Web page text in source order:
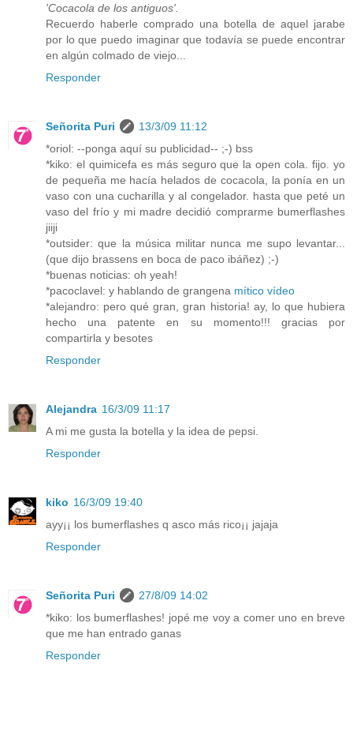
'Cocacola de los antiguos'.
Recuerdo haberle comprado una botella de aquel jarabe
por lo que puedo imaginar que todavía se puede encontrar
en algún colmado de viejo...
Responder
Señorita Puri
13/3/09 11:12
*oriol: --ponga aquí su publicidad-- ;-) bss
*kiko: el quimicefa es más seguro que la open cola. fijo. yo
de pequeña me hacía helados de cocacola, la ponía en un
vaso con una cucharilla y al congelador. hasta que peté un
vaso del frío y mi madre decidió comprarme bumerflashes
jiiji
*outsider: que la música militar nunca me supo levantar...
(que dijo brassens en boca de paco ibáñez) ;-)
*buenas noticias: oh yeah!
*pacoclavel: y hablando de grangena mítico vídeo
*alejandro: pero qué gran, gran historia! ay, lo que hubiera
hecho una patente en su momento!!! gracias por
compartirla y besotes
Responder
Alejandra 16/3/09 11:17
A mi me gusta la botella y la idea de pepsi.
Responder
kiko 16/3/09 19:40
ayy¡¡ los bumerflashes q asco más rico¡¡ jajaja
Responder
Señorita Puri
27/8/09 14:02
*kiko: los bumerflashes! jopé me voy a comer uno en breve
que me han entrado ganas
Responder